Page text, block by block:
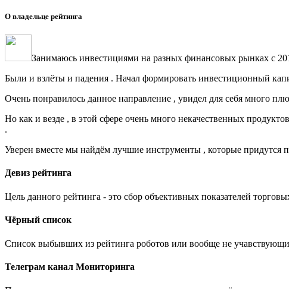
О владельце рейтинга
Занимаюсь инвестициями на разных финансовых рынках с
Были и взлёты и падения . Начал формировать инвестиционный
Очень понравилось данное направление , увидел для себя много
Но как и везде , в этой сфере очень много некачественных
.
Уверен вместе мы найдём лучшие инструменты , которые придутся
Девиз рейтинга
Цель данного рейтинга - это сбор объективных показателей
Чёрный список
Список выбывших из рейтинга роботов или вообще не
Телеграм канал Мониторинга